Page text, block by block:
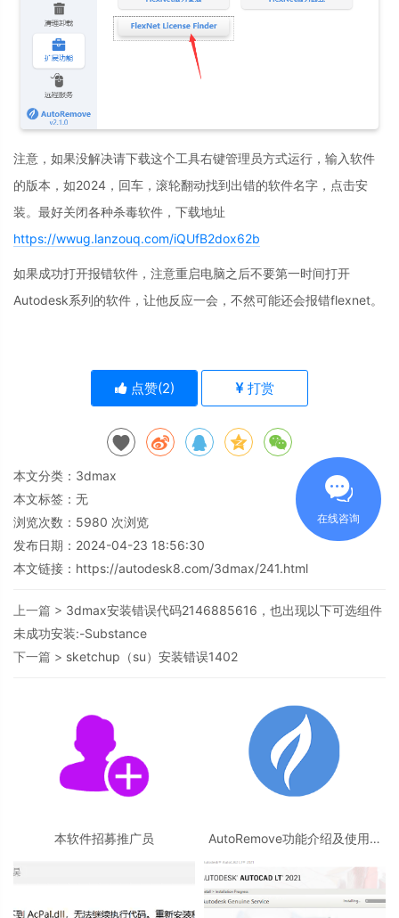
注意，如果没解决请下载这个工具右键管理员方式运行，输入软件
的版本，如2024，回车，滚轮翻动找到出错的软件名字，点击安
装。最好关闭各种杀毒软件，下载地址
https://wwug.lanzouq.com/iQUfB2dox62b
如果成功打开报错软件，注意重启电脑之后不要第一时间打开
Autodesk系列的软件，让他反应一会，不然可能还会报错flexnet。
点赞(2) 打赏
本文分类： 3dmax
本文标签：无
浏览次数： 5980 次浏览
发布日期：2024-04-23 18:56:30
本文链接： https://autodesk8.com/3dmax/241.html
上一篇 > 3dmax安装错误代码2146885616，也出现以下可选组件
未成功安装:-Substance
下一篇 > sketchup（su）安装错误1402
本软件招募推广员
AutoRemove功能介绍及使用教
在线咨询